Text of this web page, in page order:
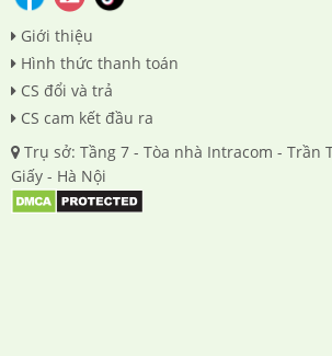
Giới thiệu
Hình thức thanh toán
CS đổi và trả
CS cam kết đầu ra
Trụ sở: Tầng 7 - Tòa nhà Intracom - Trần
Giấy - Hà Nội